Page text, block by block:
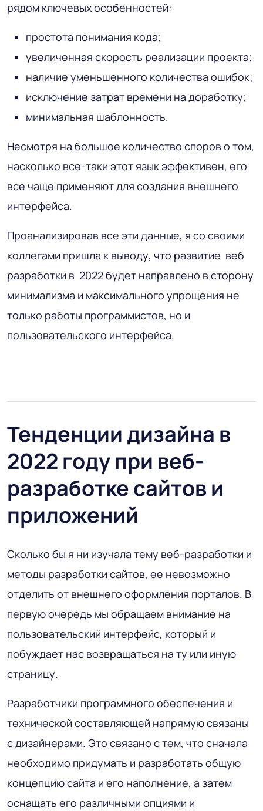
рядом ключевых особенностей:
простота понимания кода;
увеличенная скорость реализации проекта;
наличие уменьшенного количества ошибок;
исключение затрат времени на доработку;
минимальная шаблонность.
Несмотря на большое количество споров о том,
насколько все-таки этот язык эффективен, его
все чаще применяют для создания внешнего
интерфейса.
Проанализировав все эти данные, я со своими
коллегами пришла к выводу, что развитие веб
разработки в 2022будет направлено в сторону
минимализма и максимального упрощения не
только работы программистов, но и
пользовательского интерфейса.
Тенденции дизайна в
2022 году при веб-
разработке сайтов и
приложений
Сколько бы я ни изучала тему веб-разработки и
методы разработки сайтов, ее невозможно
отделить от внешнего оформления порталов. В
первую очередь мы обращаем внимание на
пользовательский интерфейс, который и
побуждает нас возвращаться на ту или иную
страницу.
Разработчики программного обеспечения и
технической составляющей напрямую связаны
с дизайнерами. Это связано с тем, что сначала
необходимо придумать и разработать общую
концепцию сайта и его наполнение, а затем
оснащать его различными опциями и